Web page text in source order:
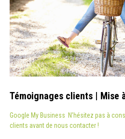
Témoignages clients | Mise
Google My Business N’hésitez pas à
clients avant de nous contacter !